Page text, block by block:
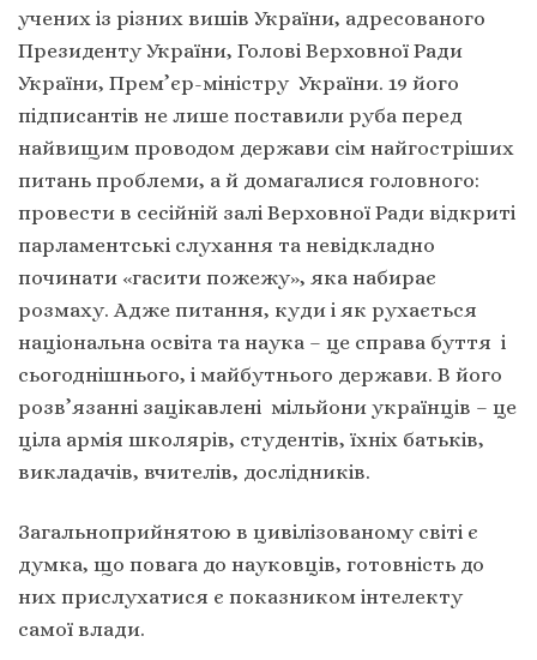
учених із різних вишів України, адресованого
Президенту України, Голові Верховної Ради
України, Прем’єр-міністру України. 19 його
підписантів не лише поставили руба перед
найвищим проводом держави сім найгостріших
питань проблеми, а й домагалися головного:
провести в сесійній залі Верховної Ради відкриті
парламентські слухання та невідкладно
починати «гасити пожежу», яка набирає
розмаху. Адже питання, куди і як рухається
національна освіта та наука – це справа буття і
сьогоднішнього, і майбутнього держави. В його
розв’язанні зацікавлені мільйони українців – це
ціла армія школярів, студентів, їхніх батьків,
викладачів, вчителів, дослідників.
Загальноприйнятою в цивілізованому світі є
думка, що повага до науковців, готовність до
них прислухатися є показником інтелекту
самої влади.